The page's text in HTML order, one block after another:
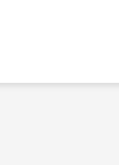
COLLE
COLLE